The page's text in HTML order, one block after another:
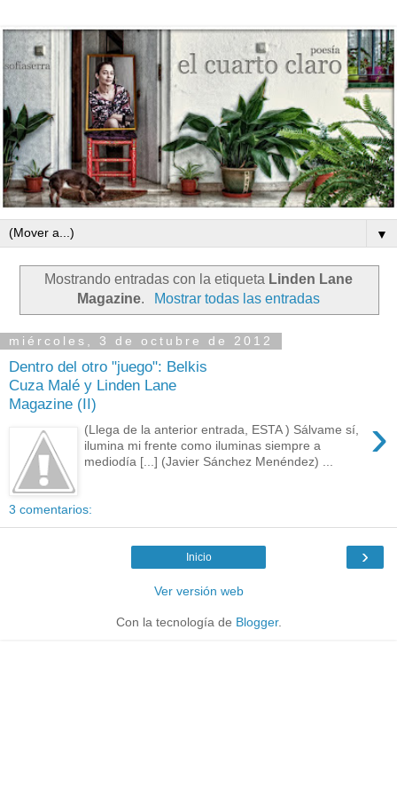
▼
Mostrando entradas con la etiqueta Linden Lane
Magazine. Mostrar todas las entradas
miércoles, 3 de octubre de 2012
Dentro del otro "juego": Belkis
Cuza Malé y Linden Lane
Magazine (II)
›
(Llega de la anterior entrada, ESTA ) Sálvame sí,
ilumina mi frente como iluminas siempre a
mediodía [...] (Javier Sánchez Menéndez) ...
3 comentarios:
›
Inicio
Ver versión web
Con la tecnología de Blogger.